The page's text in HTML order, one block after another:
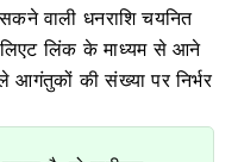
वाली धनराशि चयनित
लिंक के माध्यम से आने
आगंतुकों की संख्या पर निर्भर